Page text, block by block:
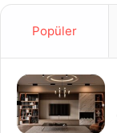
Popüler